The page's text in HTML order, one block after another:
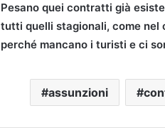
Pesano quei contratti già
tutti quelli stagionali, come nel
perché mancano i turisti e ci
assunzioni